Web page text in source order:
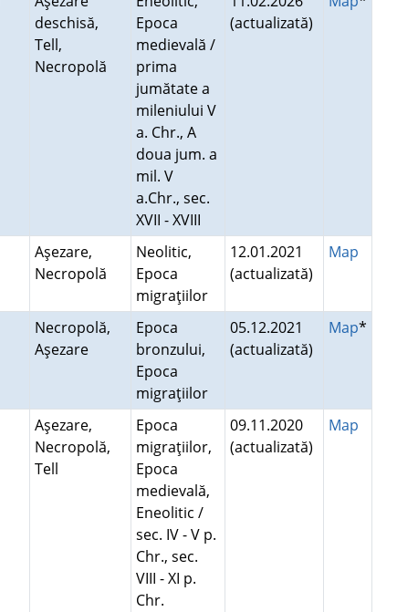
deschisă,
Tell,
Necropolă
Epoca
medievală /
prima
jumătate a
mileniului V
a. Chr., A
doua jum. a
mil. V
a.Chr., sec.
XVII - XVIII
(actualizată)
Aşezare,
Necropolă
Neolitic,
Epoca
migraţiilor
12.01.2021
(actualizată)
Map
Necropolă,
Aşezare
Epoca
bronzului,
Epoca
migraţiilor
05.12.2021
(actualizată)
Map*
Aşezare,
Necropolă,
Tell
Epoca
migraţiilor,
Epoca
medievală,
Eneolitic /
sec. IV - V p.
Chr., sec.
VIII - XI p.
Chr.
09.11.2020
(actualizată)
Map